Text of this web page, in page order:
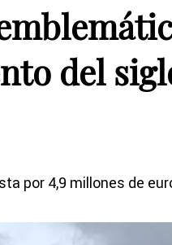
del
por 4,9 millones de